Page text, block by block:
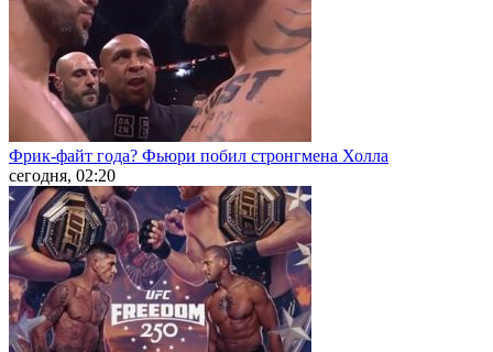
Фрик-файт года? Фьюри побил стронгмена Холла
сегодня, 02:20